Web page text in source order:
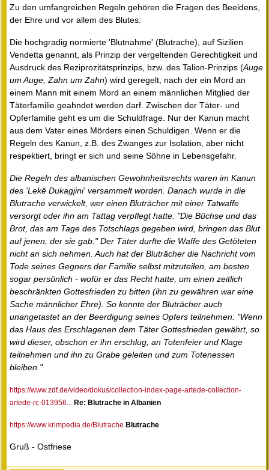
Zu den umfangreichen Regeln gehören die Fragen des Beeidens,
der Ehre und vor allem des Blutes:
Die hochgradig normierte 'Blutnahme' (Blutrache), auf Sizilien
Vendetta genannt, als Prinzip der vergeltenden Gerechtigkeit und
Ausdruck des Reziprozitätsprinzips, bzw. des Talion-Prinzips (Auge
um Auge, Zahn um Zahn) wird geregelt, nach der ein Mord an
einem Mann mit einem Mord an einem männlichen Mitglied der
Täterfamilie geahndet werden darf. Zwischen der Täter- und
Opferfamilie geht es um die Schuldfrage. Nur der Kanun macht
aus dem Vater eines Mörders einen Schuldigen. Wenn er die
Regeln des Kanun, z.B. des Zwanges zur Isolation, aber nicht
respektiert, bringt er sich und seine Söhne in Lebensgefahr.
Die Regeln des albanischen Gewohnheitsrechts waren im Kanun
des 'Lekë Dukagjini' versammelt worden. Danach wurde in die
Blutrache verwickelt, wer einen Bluträcher mit einer Tatwaffe
versorgt oder ihn am Tattag verpflegt hatte. "Die Büchse und das
Brot, das am Tage des Totschlags gegeben wird, bringen das Blut
auf jenen, der sie gab." Der Täter durfte die Waffe des Getöteten
nicht an sich nehmen. Auch hat der Bluträcher die Nachricht vom
Tode seines Gegners der Familie selbst mitzuteilen, am besten
sogar persönlich - wofür er das Recht hatte, um einen zeitlich
beschränkten Gottesfrieden zu bitten (ihn zu gewähren war eine
Sache männlicher Ehre). So konnte der Bluträcher auch
unangetastet an der Beerdigung seines Opfers teilnehmen: "Wenn
das Haus des Erschlagenen dem Täter Gottesfrieden gewährt, so
wird dieser, obschon er ihn erschlug, an Totenfeier und Klage
teilnehmen und ihn zu Grabe geleiten und zum Totenessen
bleiben."
https://www.zdf.de/video/dokus/collection-index-page-artede-collection-
artede-rc-013956...
Re: Blutrache in Albanien
https://www.krimpedia.de/Blutrache Blutrache
Gruß - Ostfriese